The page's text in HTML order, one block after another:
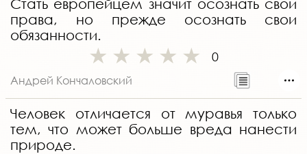
Стать европейцем значит осознать свои
права, но прежде осознать свои
обязанности.
0
Андрей Кончаловский
Человек отличается от муравья только
тем, что может больше вреда нанести
природе.